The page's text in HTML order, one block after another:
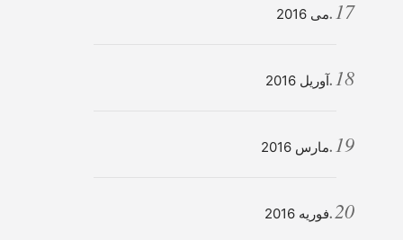
می 2016
آوریل 2016
مارس 2016
فوریه 2016